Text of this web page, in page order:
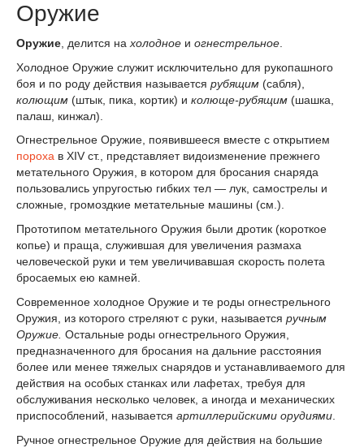
Оружие
Оружие , делится на холодное и огнестрельное
Холодное Оружие служит исключительно для рукопашного
боя и по роду действия называется рубящим (сабля),
колющим (штык, пика, кортик) и колюще-рубящим (шашка,
палаш, кинжал).
Огнестрельное Оружие, появившееся вместе с открытием
пороха в XIV ст., представляет видоизменение прежнего
метательного Оружия, в котором для бросания снаряда
пользовались упругостью гибких тел — лук, самострелы и
сложные, громоздкие метательные машины (см.).
Прототипом метательного Оружия были дротик (короткое
копье) и праща, служившая для увеличения размаха
человеческой руки и тем увеличивавшая скорость полета
бросаемых ею камней.
Современное холодное Оружие и те роды огнестрельного
Оружия, из которого стреляют с руки, называется ручным
Оружие. Остальные роды огнестрельного Оружия,
предназначенного для бросания на дальние расстояния
более или менее тяжелых снарядов и устанавливаемого для
действия на особых станках или лафетах, требуя для
обслуживания несколько человек, а иногда и механических
приспособлений, называется артиллерийскими орудиями
Ручное огнестрельное Оружие для действия на большие